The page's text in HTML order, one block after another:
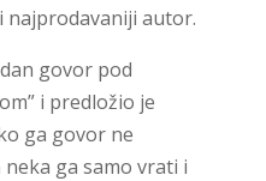
autor.
govor pod
i predložio je
ga govor ne
ga samo vrati i